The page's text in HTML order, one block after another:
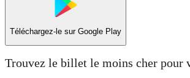
Téléchargez-le sur Google Play
Trouvez le billet le moins cher pour